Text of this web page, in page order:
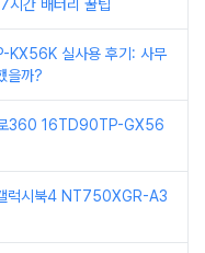
간 배터리 꿀팁
실사용 후기: 사무
을까?
로360 16TD90TP-GX56
럭시북4 NT750XGR-A3